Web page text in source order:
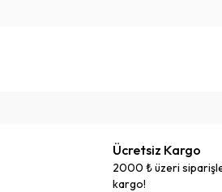
Ücretsiz Kargo
2000 ₺ üzeri
kargo!